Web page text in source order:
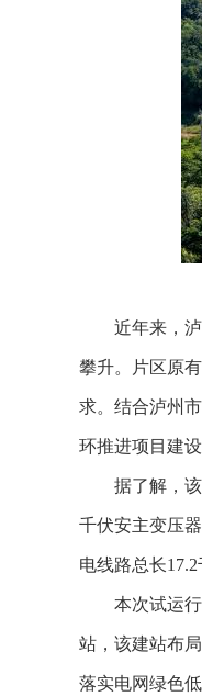
近年来，泸
攀升。片区原
求。结合泸州
环推进项目建
据了解，该工
千伏安主变压
电线路总长17.2
本次试运行的
站，该建站布
落实电网绿色